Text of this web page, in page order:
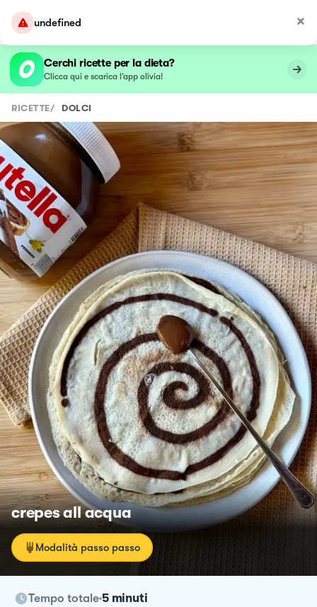
undefined
Cerchi ricette per la dieta?
Clicca qui e scarica l’app olivia!
RICETTE/ DOLCI
crepes all acqua
Modalità passo passo
Tempo totale 5 minuti